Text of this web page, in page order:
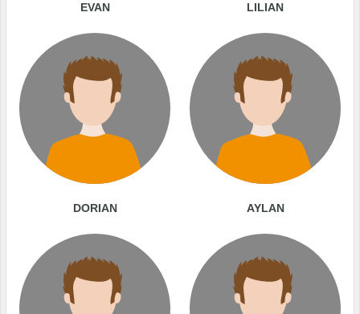
EVAN LILIAN
DORIAN AYLAN